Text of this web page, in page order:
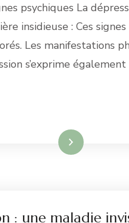
psychiques La
insidieuse : Ces
Les manifestations
s’exprime également
Lire la suite
: une maladie